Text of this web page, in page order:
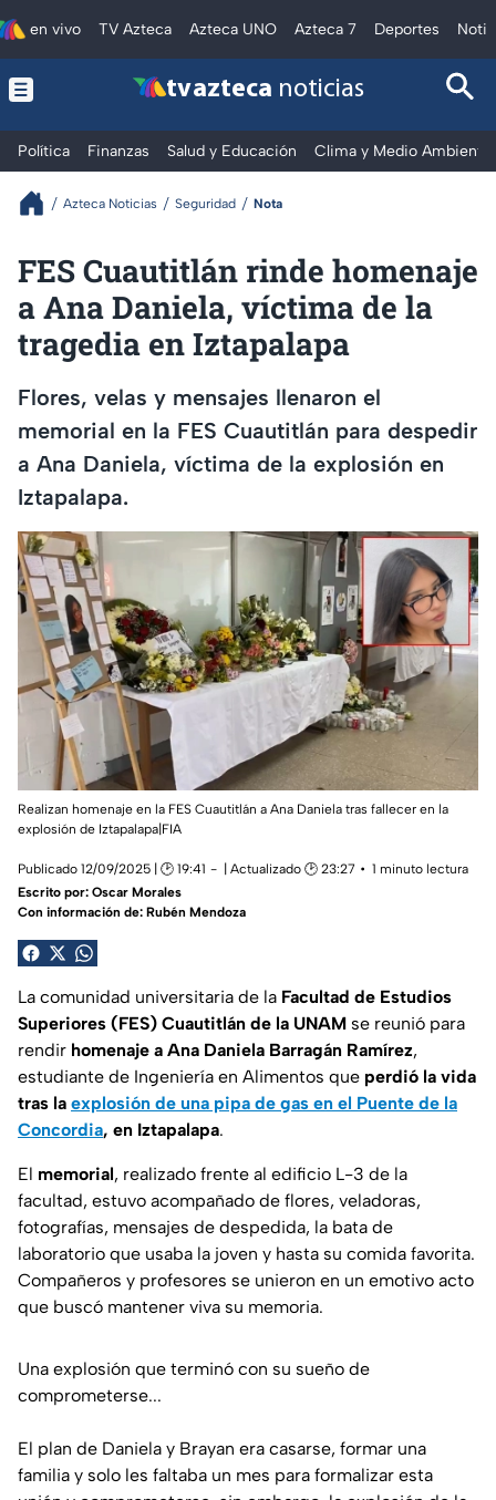
en vivo TV Azteca Azteca UNO Azteca 7 Deportes
tv azteca noticias
Política Finanzas Salud y Educación Clima y Medio Ambiente
Azteca Noticias Seguridad Nota
FES Cuautitlán rinde homenaje
a Ana Daniela, víctima de la
tragedia en Iztapalapa
Flores, velas y mensajes llenaron el
memorial en la FES Cuautitlán para despedir
a Ana Daniela, víctima de la explosión en
Iztapalapa.
Realizan homenaje en la FES Cuautitlán a Ana Daniela tras fallecer en la
explosión de Iztapalapa|FIA
Publicado 12/09/2025 | 🕑 19:41 | Actualizado 🕑 23:27
1 minuto lectura
Escrito por: Oscar Morales
Con información de: Rubén Mendoza
La comunidad universitaria de la Facultad de Estudios
Superiores (FES) Cuautitlán de la UNAM se reunió para
rendir homenaje a Ana Daniela Barragán Ramírez,
estudiante de Ingeniería en Alimentos que perdió la vida
tras la explosión de una pipa de gas en el Puente de la
Concordia, en Iztapalapa.
El memorial, realizado frente al edificio L-3 de la
facultad, estuvo acompañado de flores, veladoras,
fotografías, mensajes de despedida, la bata de
laboratorio que usaba la joven y hasta su comida favorita.
Compañeros y profesores se unieron en un emotivo acto
que buscó mantener viva su memoria.
Una explosión que terminó con su sueño de
comprometerse...
El plan de Daniela y Brayan era casarse, formar una
familia y solo les faltaba un mes para formalizar esta